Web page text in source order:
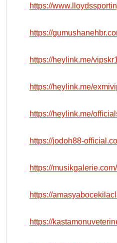
https://
https://
https://heylink.me/
https://heylink.me/
https://heylink.me/
https://jodoh88-
https://
https://
https://